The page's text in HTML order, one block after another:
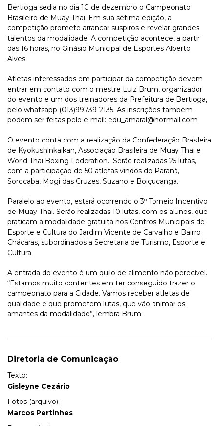
Bertioga sedia no dia 10 de dezembro o Campeonato
Brasileiro de Muay Thai. Em sua sétima edição, a
competição promete arrancar suspiros e revelar grandes
talentos da modalidade. A competição acontece, a partir
das 16 horas, no Ginásio Municipal de Esportes Alberto
Alves.
Atletas interessados em participar da competição devem
entrar em contato com o mestre Luiz Brum, organizador
do evento e um dos treinadores da Prefeitura de Bertioga,
pelo whatsapp (013)99739-2135. As inscrições também
podem ser feitas pelo e-mail: edu_amaral@hotmail.com.
O evento conta com a realização da Confederação Brasileira
de Kyokushinkaikan, Associação Brasileira de Muay Thai e
World Thai Boxing Federation. Serão realizadas 25 lutas,
com a participação de 50 atletas vindos do Paraná,
Sorocaba, Mogi das Cruzes, Suzano e Boiçucanga.
Paralelo ao evento, estará ocorrendo o 3º Torneio Incentivo
de Muay Thai. Serão realizadas 10 lutas, com os alunos, que
praticam a modalidade gratuita nos Centros Municipais de
Esporte e Cultura do Jardim Vicente de Carvalho e Bairro
Chácaras, subordinados a Secretaria de Turismo, Esporte e
Cultura.
A entrada do evento é um quilo de alimento não perecível.
“Estamos muito contentes em ter conseguido trazer o
campeonato para a Cidade. Vamos receber atletas de
qualidade e que prometem lutas, que vão animar os
amantes da modalidade”, lembra Brum.
Diretoria de Comunicação
Texto:
Gisleyne Cezário
Fotos (arquivo):
Marcos Pertinhes